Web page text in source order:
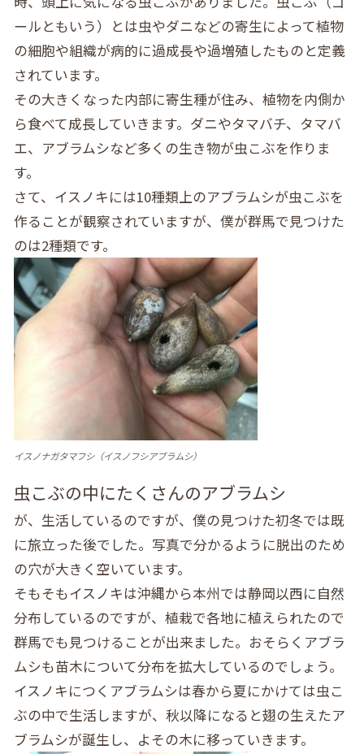
ールともいう）とは虫やダニなどの寄生によって植物
の細胞や組織が病的に過成長や過増殖したものと定義
されています。
その大きくなった内部に寄生種が住み、植物を内側か
ら食べて成長していきます。ダニやタマバチ、タマバ
エ、アブラムシなど多くの生き物が虫こぶを作りま
す。
さて、イスノキには10種類上のアブラムシが虫こぶを
作ることが観察されていますが、僕が群馬で見つけた
のは2種類です。
イスノナガタマフシ（イスノフシアブラムシ）
虫こぶの中にたくさんのアブラムシ
が、生活しているのですが、僕の見つけた初冬では既
に旅立った後でした。写真で分かるように脱出のため
の穴が大きく空いています。
そもそもイスノキは沖縄から本州では静岡以西に自然
分布しているのですが、植栽で各地に植えられたので
群馬でも見つけることが出来ました。おそらくアブラ
ムシも苗木について分布を拡大しているのでしょう。
イスノキにつくアブラムシは春から夏にかけては虫こ
ぶの中で生活しますが、秋以降になると翅の生えたア
ブラムシが誕生し、よその木に移っていきます。